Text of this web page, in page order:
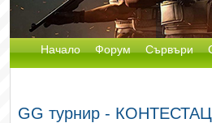
Начало Форум Сървъри
GG турнир -